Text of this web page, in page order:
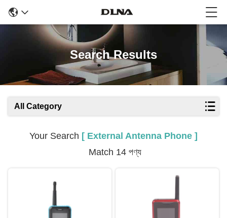
Search Results
All Category
Your Search [ External Antenna Phone ]
Match 14 পণ্য